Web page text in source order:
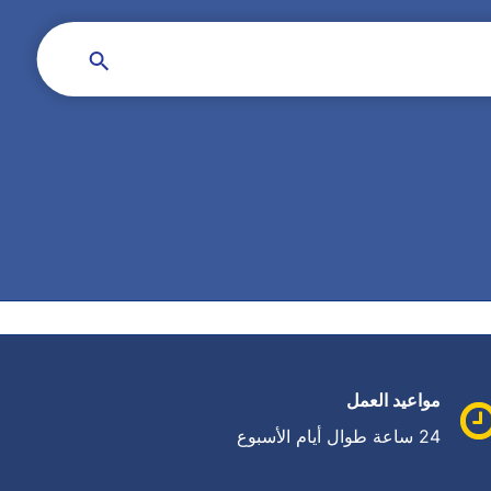
مواعيد العمل
24 ساعة طوال أيام الأسبوع